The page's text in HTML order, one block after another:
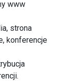
www
strona
konferencje